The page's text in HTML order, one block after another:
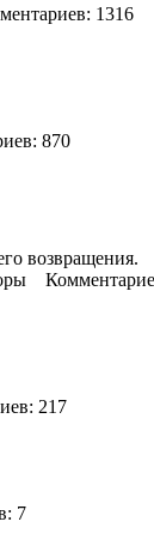
1316
870
возвращения.
217
7